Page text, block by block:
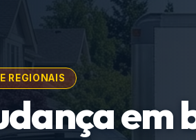
REGIONAIS
em